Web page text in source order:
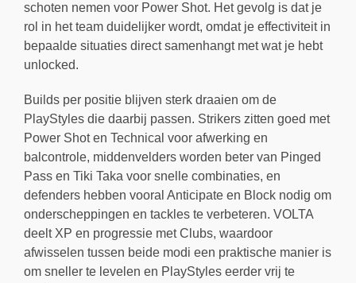
schoten nemen voor Power Shot. Het gevolg is dat je
rol in het team duidelijker wordt, omdat je effectiviteit in
bepaalde situaties direct samenhangt met wat je hebt
unlocked.
Builds per positie blijven sterk draaien om de
PlayStyles die daarbij passen. Strikers zitten goed met
Power Shot en Technical voor afwerking en
balcontrole, middenvelders worden beter van Pinged
Pass en Tiki Taka voor snelle combinaties, en
defenders hebben vooral Anticipate en Block nodig om
onderscheppingen en tackles te verbeteren. VOLTA
deelt XP en progressie met Clubs, waardoor
afwisselen tussen beide modi een praktische manier is
om sneller te levelen en PlayStyles eerder vrij te